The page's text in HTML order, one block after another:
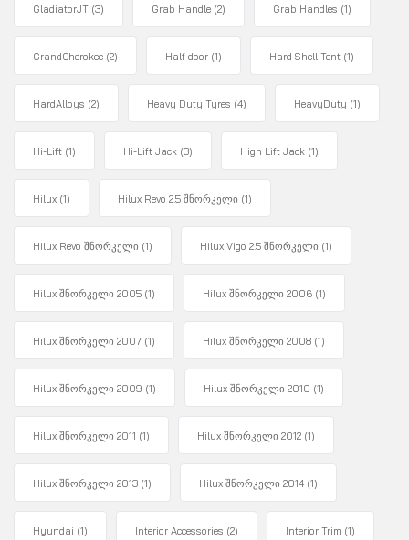
GladiatorJT (3) Grab Handle (2) Grab Handles (1)
GrandCherokee (2) Half door (1) Hard Shell Tent (1)
HardAlloys (2) Heavy Duty Tyres (4) HeavyDuty (1)
Hi-Lift (1) Hi-Lift Jack (3) High Lift Jack (1)
Hilux (1) Hilux Revo 2.5 შნორკელი (1)
Hilux Revo შნორკელი (1) Hilux Vigo 2.5 შნორკელი (1)
Hilux შნორკელი 2005 (1) Hilux შნორკელი 2006 (1)
Hilux შნორკელი 2007 (1) Hilux შნორკელი 2008 (1)
Hilux შნორკელი 2009 (1) Hilux შნორკელი 2010 (1)
Hilux შნორკელი 2011 (1) Hilux შნორკელი 2012 (1)
Hilux შნორკელი 2013 (1) Hilux შნორკელი 2014 (1)
Hyundai (1) Interior Accessories (2) Interior Trim (1)